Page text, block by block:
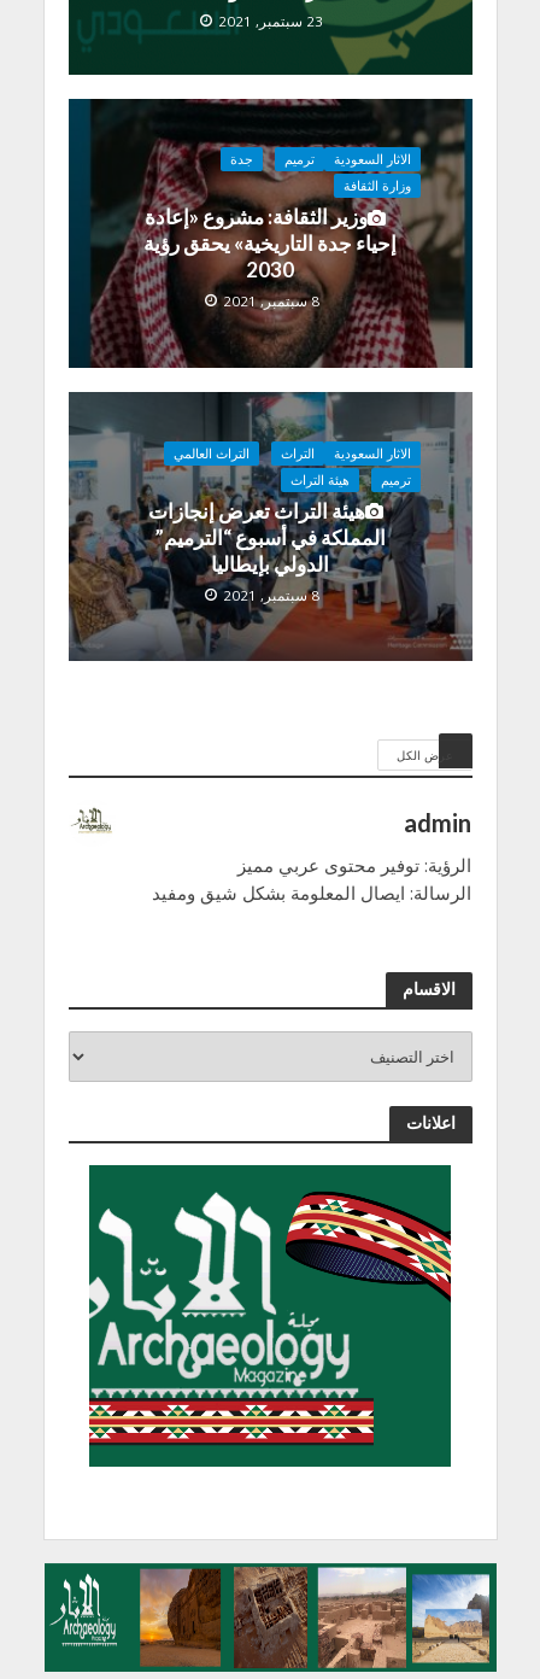
23 سبتمبر, 2021
الاثار السعودية ترميم
جدة
وزارة الثقافة
وزير الثقافة: مشروع «إعادة
إحياء جدة التاريخية» يحقق رؤية
2030
8 سبتمبر, 2021
الاثار السعودية التراث
التراث العالمي
ترميم
هيئة التراث
هيئة التراث تعرض إنجازات
المملكة في أسبوع “الترميم”
الدولي بإيطاليا
8 سبتمبر, 2021
عرض الكل
admin
الرؤية: توفير محتوى عربي مميز
الرسالة: ايصال المعلومة بشكل شيق ومفيد
الاقسام
اعلانات